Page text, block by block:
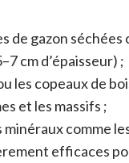
de gazon séchées
cm d’épaisseur) ;
les copeaux de
et les massifs ;
minéraux comme
efficaces